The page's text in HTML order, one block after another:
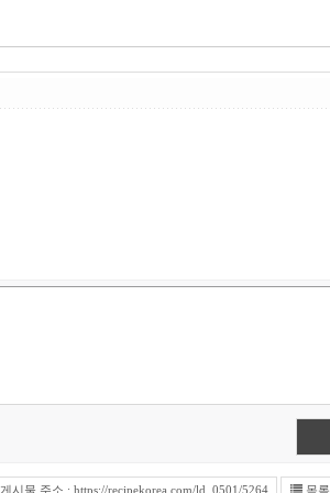
게시물 주소 : https://recipekorea.com/ld_0501/5264 목록